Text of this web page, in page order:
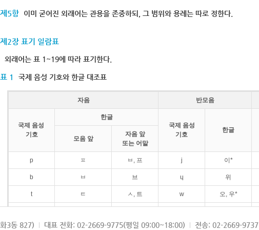
제5항 이미 굳어진 외래어는 관용을 존중하되, 그 범위와 용례는 따로 정한다.
제2장 표기 일람표
외래어는 표 1~19에 따라 표기한다.
표 1 국제 음성 기호와 한글 대조표
자음 반모음
국제 음성
기호
한글
국제 음성
기호
한글
모음 앞
자음 앞
또는 어말
p ㅍ ㅂ, 프 j 이*
b ㅂ 브 ɥ 위
t ㅌ ㅅ, 트 w 오, 우*
k ㅋ ㄱ, 크
3동 827) 대표 전화: 02-2669-9775(평일 09:00~18:00) 전송: 02-2669-9737